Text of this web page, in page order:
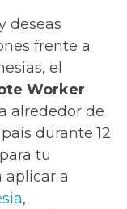
deseas
frente a
el
Worker
alrededor de
durante 12
tu
aplicar a
,